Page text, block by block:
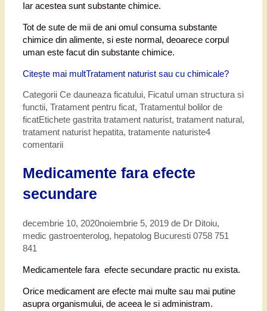
Iar acestea sunt substante chimice.
Tot de sute de mii de ani omul consuma substante
chimice din alimente, si este normal, deoarece corpul
uman este facut din substante chimice.
Citește mai multTratament naturist sau cu chimicale?
Categorii Ce dauneaza ficatului, Ficatul uman structura si
functii, Tratament pentru ficat, Tratamentul bolilor de
ficatEtichete gastrita tratament naturist, tratament natural,
tratament naturist hepatita, tratamente naturiste4
comentarii
Medicamente fara efecte
secundare
decembrie 10, 2020noiembrie 5, 2019 de Dr Ditoiu,
medic gastroenterolog, hepatolog Bucuresti 0758 751
841
Medicamentele fara efecte secundare practic nu exista.
Orice medicament are efecte mai multe sau mai putine
asupra organismului, de aceea le si administram.